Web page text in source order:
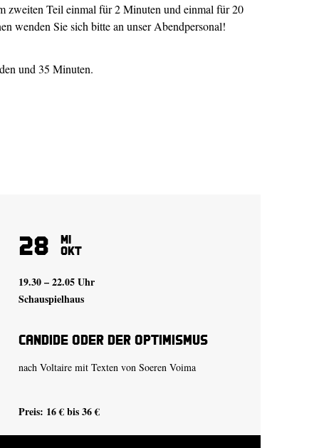
zweiten Teil einmal für 2 Minuten und einmal für 20
wenden Sie sich bitte an unser Abendpersonal!
und 35 Minuten.
28 Mi
Okt
19.30 – 22.05 Uhr
Schauspielhaus
Candide oder der Optimismus
nach Voltaire mit Texten von Soeren Voima
Preis: 16 € bis 36 €